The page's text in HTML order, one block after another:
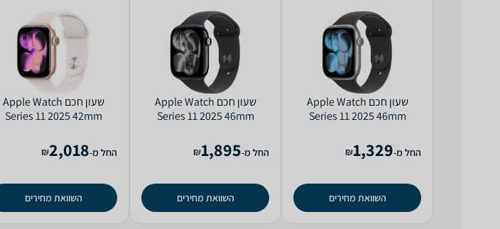
שעון חכם Apple Watch
Series 11 2025 46mm
Sport Band GPS
החל מ-1,329
₪
השוואת מחירים
שעון חכם Apple Watch
Series 11 2025 46mm
Sport Band GPS +‎ Cellular
החל מ-1,895
₪
השוואת מחירים
שעון חכם Apple Watch
Series 11 2025 42mm
Sport Band GPS +‎ Cellular
החל מ-2,018
₪
השוואת מחירים